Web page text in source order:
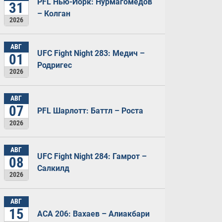
31
2026
– Колган
АВГ
01
2026
UFC Fight Night 283: Медич –
Родригес
АВГ
07
2026
PFL Шарлотт: Баттл – Роста
АВГ
08
2026
UFC Fight Night 284: Гамрот –
Салкилд
АВГ
15 ACA 206: Вахаев – Алиакбари